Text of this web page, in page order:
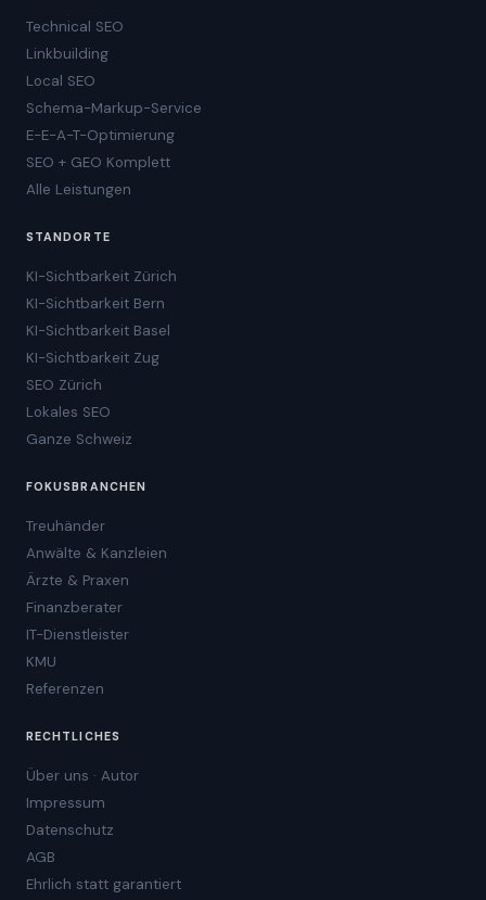
Technical SEO
Linkbuilding
Local SEO
Schema-Markup-Service
E-E-A-T-Optimierung
SEO + GEO Komplett
Alle Leistungen
STANDORTE
KI-Sichtbarkeit Zürich
KI-Sichtbarkeit Bern
KI-Sichtbarkeit Basel
KI-Sichtbarkeit Zug
SEO Zürich
Lokales SEO
Ganze Schweiz
FOKUSBRANCHEN
Treuhänder
Anwälte & Kanzleien
Ärzte & Praxen
Finanzberater
IT-Dienstleister
KMU
Referenzen
RECHTLICHES
Über uns · Autor
Impressum
Datenschutz
AGB
Ehrlich statt garantiert